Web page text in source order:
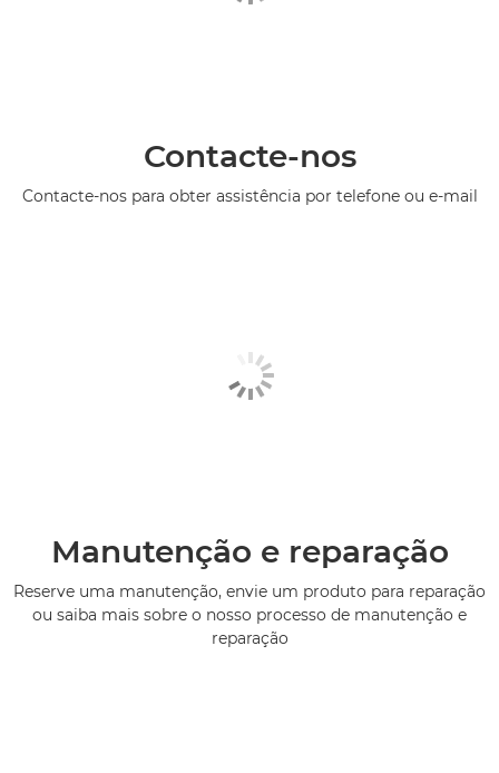
Contacte-nos
Contacte-nos para obter assistência por telefone ou e-mail
Manutenção e reparação
Reserve uma manutenção, envie um produto para reparação
ou saiba mais sobre o nosso processo de manutenção e
reparação